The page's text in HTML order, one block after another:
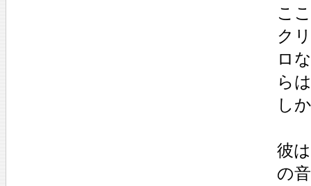
こ
ク
ロ
ら
し
彼
の